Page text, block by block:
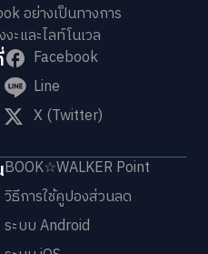
อย่างเป็นทางการ
ะและไลท์โนเวล
Facebook
Line
X (Twitter)
BOOK☆WALKER Point
วิธีการใช้คูปองส่วนลด
ระบบ Android